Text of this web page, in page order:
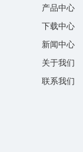
产品中心
下载中心
新闻中心
关于我们
联系我们